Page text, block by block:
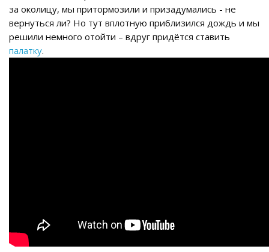
за околицу, мы притормозили и призадумались - не
вернуться ли? Но тут вплотную приблизился дождь и мы
решили немного отойти – вдруг придётся ставить
палатку.